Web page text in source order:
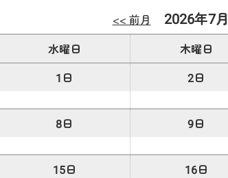
<< 前月 2026年7月
水曜日 木曜日
1日
2日
8日 9日
15日 16日